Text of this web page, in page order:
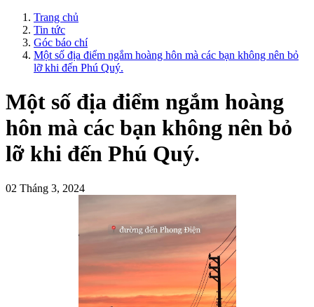
Trang chủ
Tin tức
Góc báo chí
Một số địa điểm ngắm hoàng hôn mà các bạn không nên bỏ
lỡ khi đến Phú Quý.
Một số địa điểm ngắm hoàng
hôn mà các bạn không nên bỏ
lỡ khi đến Phú Quý.
02 Tháng 3, 2024